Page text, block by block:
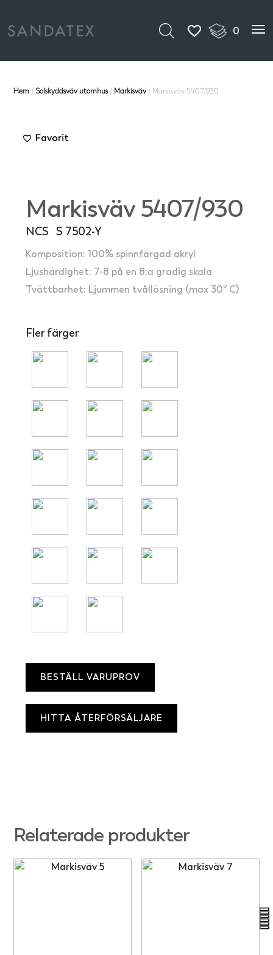
0
Hem / Solskyddsväv utomhus/ Markisväv/ Markisväv 5407/930
Favorit
Markisväv 5407/930
NCS S 7502-Y
Komposition: 100% spinnfärgad akryl
Ljushärdighet: 7-8 på en 8:a gradig skala
Tvättbarhet: Ljummen tvållösning (max 30º C)
Fler färger
BESTÄLL VARUPROV
HITTA ÅTERFÖRSÄLJARE
Relaterade produkter